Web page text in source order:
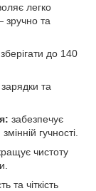
легко
зручно та
до 140
та
забезпечує
гучності.
чистоту
та чіткість